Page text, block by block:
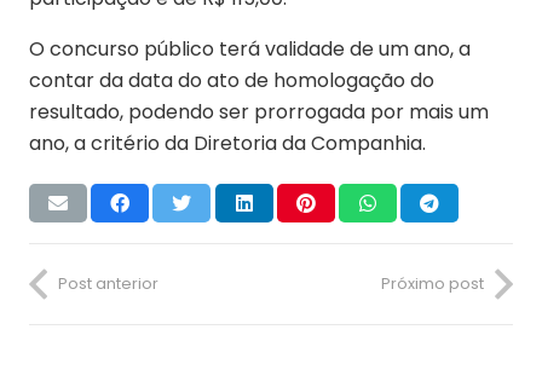
O concurso público terá validade de um ano, a
contar da data do ato de homologação do
resultado, podendo ser prorrogada por mais um
ano, a critério da Diretoria da Companhia.
Post anterior Próximo post